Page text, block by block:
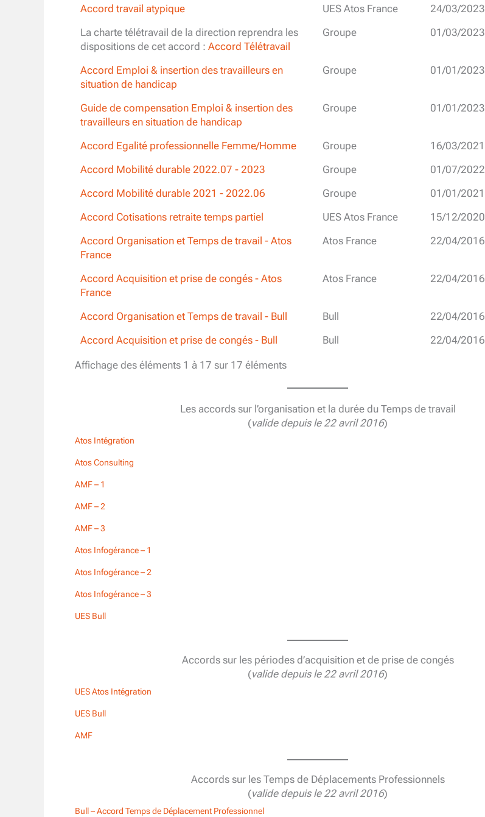
Accord travail atypique UES Atos France 24/03/2023
La charte télétravail de la direction reprendra les
dispositions de cet accord : Accord Télétravail
Groupe 01/03/2023
Accord Emploi & insertion des travailleurs en
situation de handicap
Groupe 01/01/2023
Guide de compensation Emploi & insertion des
travailleurs en situation de handicap
Groupe 01/01/2023
Accord Egalité professionnelle Femme/Homme Groupe 16/03/2021
Accord Mobilité durable 2022.07 - 2023
Groupe 01/07/2022
Accord Mobilité durable 2021 - 2022.06
Groupe 01/01/2021
Accord Cotisations retraite temps partiel
UES Atos France 15/12/2020
Accord Organisation et Temps de travail - Atos
France
Atos France 22/04/2016
Accord Acquisition et prise de congés - Atos
France
Atos France 22/04/2016
Accord Organisation et Temps de travail - Bull Bull 22/04/2016
Accord Acquisition et prise de congés - Bull
Bull 22/04/2016
Affichage des éléments 1 à 17 sur 17 éléments
Les accords sur l’organisation et la durée du Temps de travail
(valide depuis le 22 avril 2016)
Atos Intégration
Atos Consulting
AMF – 1
AMF – 2
AMF – 3
Atos Infogérance – 1
Atos Infogérance – 2
Atos Infogérance – 3
UES Bull
Accords sur les périodes d’acquisition et de prise de congés
(valide depuis le 22 avril 2016)
UES Atos Intégration
UES Bull
AMF
Accords sur les Temps de Déplacements Professionnels
(valide depuis le 22 avril 2016)
Bull – Accord Temps de Déplacement Professionnel